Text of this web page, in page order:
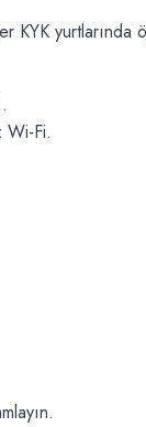
KYK yurtlarında
Wi-Fi.